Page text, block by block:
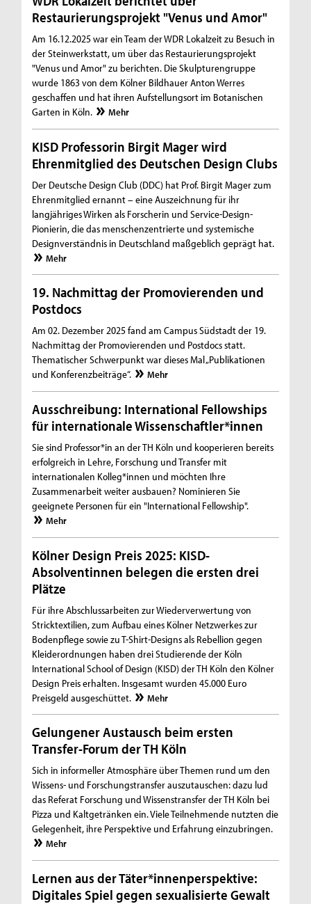
Restaurierungsprojekt "Venus und Amor"
Am 16.12.2025 war ein Team der WDR Lokalzeit zu Besuch in
der Steinwerkstatt, um über das Restaurierungsprojekt
"Venus und Amor" zu berichten. Die Skulpturengruppe
wurde 1863 von dem Kölner Bildhauer Anton Werres
geschaffen und hat ihren Aufstellungsort im Botanischen
Garten in Köln.
Mehr
KISD Professorin Birgit Mager wird
Ehrenmitglied des Deutschen Design Clubs
Der Deutsche Design Club (DDC) hat Prof. Birgit Mager zum
Ehrenmitglied ernannt – eine Auszeichnung für ihr
langjähriges Wirken als Forscherin und Service-Design-
Pionierin, die das menschenzentrierte und systemische
Designverständnis in Deutschland maßgeblich geprägt hat.
Mehr
19. Nachmittag der Promovierenden und
Postdocs
Am 02. Dezember 2025 fand am Campus Südstadt der 19.
Nachmittag der Promovierenden und Postdocs statt.
Thematischer Schwerpunkt war dieses Mal „Publikationen
und Konferenzbeiträge“.
Mehr
Ausschreibung: International Fellowships
für internationale Wissenschaftler*innen
Sie sind Professor*in an der TH Köln und kooperieren bereits
erfolgreich in Lehre, Forschung und Transfer mit
internationalen Kolleg*innen und möchten Ihre
Zusammenarbeit weiter ausbauen? Nominieren Sie
geeignete Personen für ein "International Fellowship".
Mehr
Kölner Design Preis 2025: KISD-
Absolventinnen belegen die ersten drei
Plätze
Für ihre Abschlussarbeiten zur Wiederverwertung von
Stricktextilien, zum Aufbau eines Kölner Netzwerkes zur
Bodenpflege sowie zu T-Shirt-Designs als Rebellion gegen
Kleiderordnungen haben drei Studierende der Köln
International School of Design (KISD) der TH Köln den Kölner
Design Preis erhalten. Insgesamt wurden 45.000 Euro
Preisgeld ausgeschüttet.
Mehr
Gelungener Austausch beim ersten
Transfer-Forum der TH Köln
Sich in informeller Atmosphäre über Themen rund um den
Wissens- und Forschungstransfer auszutauschen: dazu lud
das Referat Forschung und Wissenstransfer der TH Köln bei
Pizza und Kaltgetränken ein. Viele Teilnehmende nutzten die
Gelegenheit, ihre Perspektive und Erfahrung einzubringen.
Mehr
Lernen aus der Täter*innenperspektive:
Digitales Spiel gegen sexualisierte Gewalt